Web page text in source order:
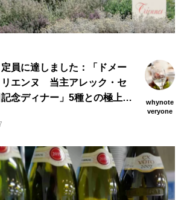
員に達しました：「ドメー
リエンヌ 当主アレック・セ
念ディナー」5種との極上ペ
whynote
veryone